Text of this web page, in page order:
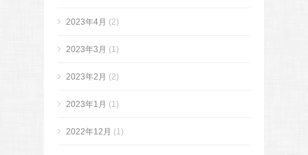
2023年4月 (2)
2023年3月 (1)
2023年2月 (2)
2023年1月 (1)
2022年12月 (1)